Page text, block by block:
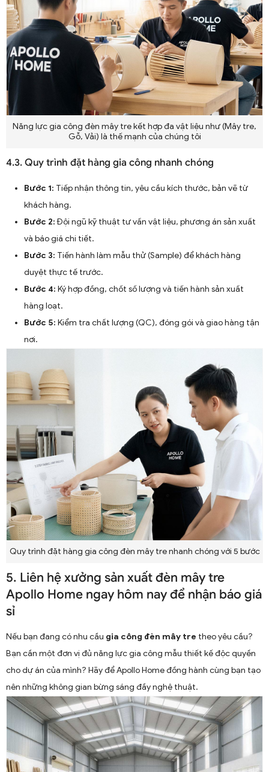
Năng lực gia công đèn mây tre kết hợp đa vật liệu như (Mây tre,
Gỗ, Vải) là thế mạnh của chúng tôi
4.3. Quy trình đặt hàng gia công nhanh chóng
Bước 1: Tiếp nhận thông tin, yêu cầu kích thước, bản vẽ từ
khách hàng.
Bước 2:Đội ngũ kỹ thuật tư vấn vật liệu, phương án sản xuất
và báo giá chi tiết.
Bước 3: Tiến hành làm mẫu thử (Sample) để khách hàng
duyệt thực tế trước.
Bước 4: Ký hợp đồng, chốt số lượng và tiến hành sản xuất
hàng loạt.
Bước 5: Kiểm tra chất lượng (QC), đóng gói và giao hàng tận
nơi.
Quy trình đặt hàng gia công đèn mây tre nhanh chóng với 5 bước
5. Liên hệ xưởng sản xuất đèn mây tre
Apollo Home ngay hôm nay để nhận báo giá
sỉ
Nếu bạn đang có nhu cầu gia công đèn mây tre theo yêu cầu?
Bạn cần một đơn vị đủ năng lực gia công mẫu thiết kế độc quyền
cho dự án của mình? Hãy để Apollo Home đồng hành cùng bạn tạo
nên những không gian bừng sáng đầy nghệ thuật.